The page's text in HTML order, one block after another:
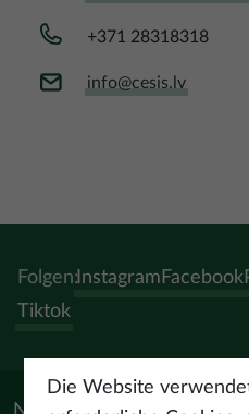
+371 28318318
info@cesis.lv
Folgen:Instagram Facebook
Tiktok
Die Website